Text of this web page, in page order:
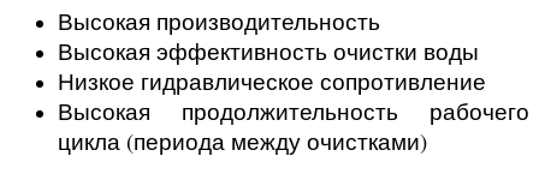
Высокая производительность
Высокая эффективность очистки воды
Низкое гидравлическое сопротивление
Высокая продолжительность рабочего
цикла (периода между очистками)